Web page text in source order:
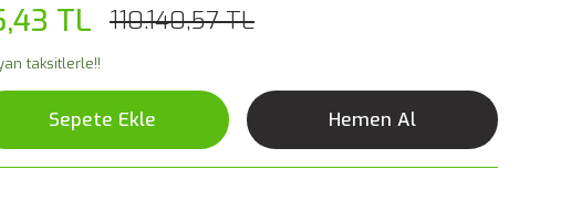
TL 110.140,57 TL
taksitlerle!!
Sepete Ekle Hemen Al